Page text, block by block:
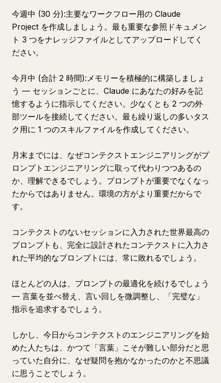
今週中 (30 分):主要なワークフロー用の Claude
Project を作成しましょう。最も重要な参照ドキュメン
ト 3 つをナレッジファイルとしてアップロードしてく
ださい。
今月中 (合計 2 時間):メモリーを積極的に構築しましょ
う — セッションごとに、Claude にあなたの好みを記
憶するように指示してください。少なくとも 2 つの外
部ツールを接続してください。最も繰り返しの多いタス
ク用に 1 つのスキルファイルを作成してください。
月末までには、なぜコンテクストエンジニアリングがプ
ロンプトエンジニアリングに取って代わりつつあるの
か、理解できるでしょう。プロンプトが重要でなくなっ
たからではありません。環境の方がより重要だからで
す。
コンテクストのないセッションに入力された世界最高の
プロンプトも、完全に設計されたコンテクストに入力さ
れた平均的なプロンプトには、常に敗れるでしょう。
ほとんどの人は、プロンプトの最適化を続けるでしょう
— 言葉を並べ替え、言い回しを微調整し、「完璧な」
指示を追求するでしょう。
しかし、今日からコンテクストのエンジニアリングを始
めた人たちは、かつて「言葉」こそが難しい部分だと思
っていた自分に、なぜ疑問を抱かなかったのかと不思議
に思うことでしょう。